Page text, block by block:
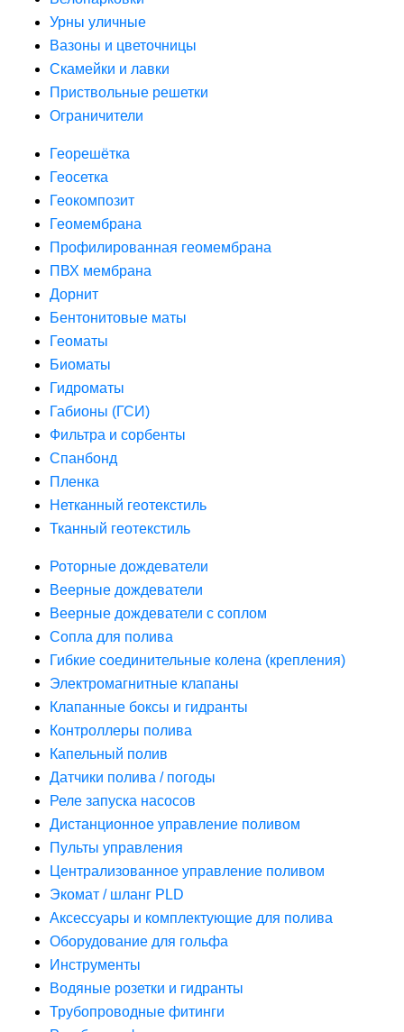
Урны уличные
Вазоны и цветочницы
Скамейки и лавки
Приствольные решетки
Ограничители
Георешётка
Геосетка
Геокомпозит
Геомембрана
Профилированная геомембрана
ПВХ мембрана
Дорнит
Бентонитовые маты
Геоматы
Биоматы
Гидроматы
Габионы (ГСИ)
Фильтра и сорбенты
Спанбонд
Пленка
Нетканный геотекстиль
Тканный геотекстиль
Роторные дождеватели
Веерные дождеватели
Веерные дождеватели с соплом
Сопла для полива
Гибкие соединительные колена (крепления)
Электромагнитные клапаны
Клапанные боксы и гидранты
Контроллеры полива
Капельный полив
Датчики полива / погоды
Реле запуска насосов
Дистанционное управление поливом
Пульты управления
Централизованное управление поливом
Экомат / шланг PLD
Аксессуары и комплектующие для полива
Оборудование для гольфа
Инструменты
Водяные розетки и гидранты
Трубопроводные фитинги